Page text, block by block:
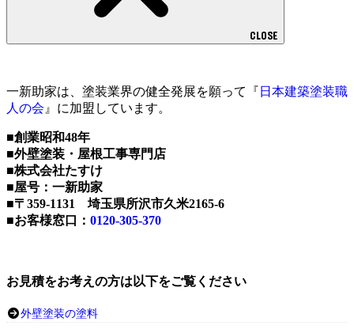
CLOSE
一新助家は、塗装業界の健全発展を願って『 日本建築塗装職
人の会 』に加盟しています。
■創業昭和48年
■外壁塗装・屋根工事専門店
■株式会社たすけ
■屋号：一新助家
■〒359-1131 埼玉県所沢市久米2165-6
■お客様窓口： 0120-305-370
お見積をお考えの方は以下をご覧ください
外壁塗装の塗料